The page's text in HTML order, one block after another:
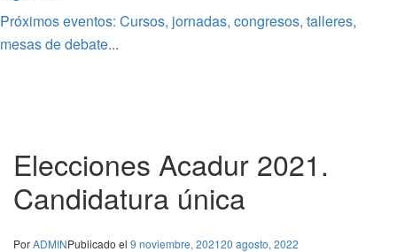
Próximos eventos: Cursos, jornadas, congresos, talleres,
mesas de debate...
Elecciones Acadur 2021.
Candidatura única
PorADMINPublicado el 9 noviembre, 202120 agosto, 2022